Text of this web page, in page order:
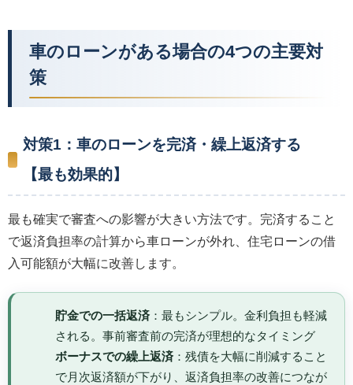
車のローンがある場合の4つの主要対
策
対策1：車のローンを完済・繰上返済する
【最も効果的】
最も確実で審査への影響が大きい方法です。完済すること
で返済負担率の計算から車ローンが外れ、住宅ローンの借
入可能額が大幅に改善します。
貯金での一括返済：最もシンプル。金利負担も軽減
される。事前審査前の完済が理想的なタイミング
ボーナスでの繰上返済：残債を大幅に削減すること
で月次返済額が下がり、返済負担率の改善につなが